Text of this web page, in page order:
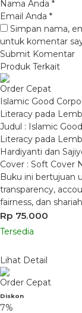
Nama Anda *
Email Anda *
Simpan nama,
untuk komentar
Produk Terkait
Order Cepat
Islamic Good
Literacy pada
Judul : Islamic
Literacy pada
Hardiyanti dan
Cover : Soft Cover
Buku ini bertujuan
transparency,
fairness, dan
Rp 75.000
Tersedia
Lihat Detail
Order Cepat
Diskon
7%